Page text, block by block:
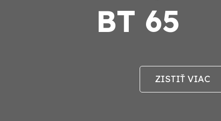
BT 65
ZISTIŤ VIAC